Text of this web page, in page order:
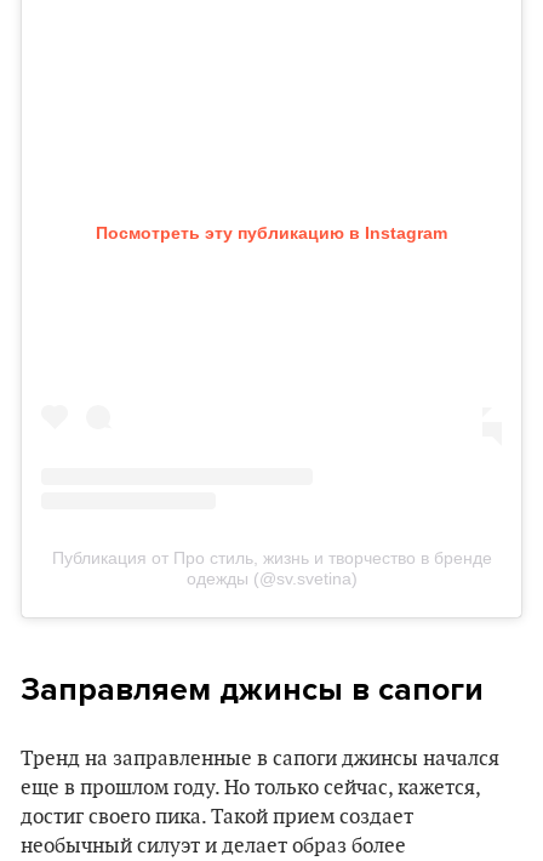
Посмотреть эту публикацию в Instagram
Публикация от Про стиль, жизнь и творчество в бренде
одежды (@sv.svetina)
Заправляем джинсы в сапоги
Тренд на заправленные в сапоги джинсы начался
еще в прошлом году. Но только сейчас, кажется,
достиг своего пика. Такой прием создает
необычный силуэт и делает образ более